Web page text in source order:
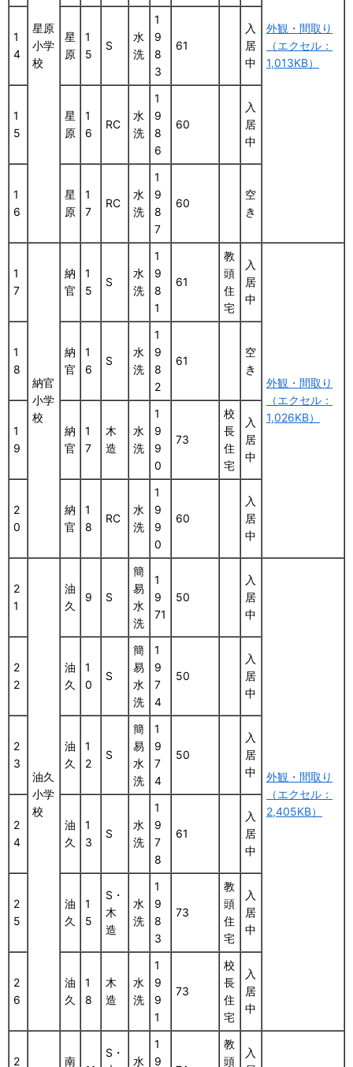
星原
小学
校
外観・間取り
（エクセル：
1,013KB）
1
4
星
原
1
5
S
水
洗
1
9
8
3
61
入
居
中
1
5
星
原
1
6
RC
水
洗
1
9
8
6
60
入
居
中
1
6
星
原
1
7
RC
水
洗
1
9
8
7
60
空
き
1
7
納官
小学
校
納
官
1
5
S
水
洗
1
9
8
1
61
教
頭
住
宅
入
居
中
外観・間取り
（エクセル：
1,026KB）
1
8
納
官
1
6
S
水
洗
1
9
8
2
61
空
き
1
9
納
官
1
7
木
造
水
洗
1
9
9
0
73
校
長
住
宅
入
居
中
2
0
納
官
1
8
RC
水
洗
1
9
9
0
60
入
居
中
2
1
油久
小学
校
油
久
9 S
簡
易
水
洗
1
9
71
50
入
居
中
外観・間取り
（エクセル：
2,405KB）
2
2
油
久
1
0
S
簡
易
水
洗
1
9
7
4
50
入
居
中
2
3
油
久
1
2
S
簡
易
水
洗
1
9
7
4
50
入
居
中
2
4
油
久
1
3
S
水
洗
1
9
7
8
61
入
居
中
2
5
油
久
1
5
S・
木
造
水
洗
1
9
8
3
73
教
頭
住
宅
入
居
中
2
6
油
久
1
8
木
造
水
洗
1
9
9
1
73
校
長
住
宅
入
居
中
2 南
S・
水
1
9
教
頭
入